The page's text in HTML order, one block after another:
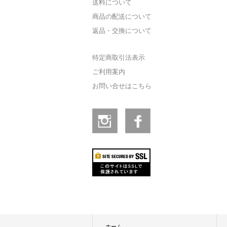
送料について
商品の配送について
返品・交換について
特定商取引法表示
ご利用案内
お問い合せはこちら